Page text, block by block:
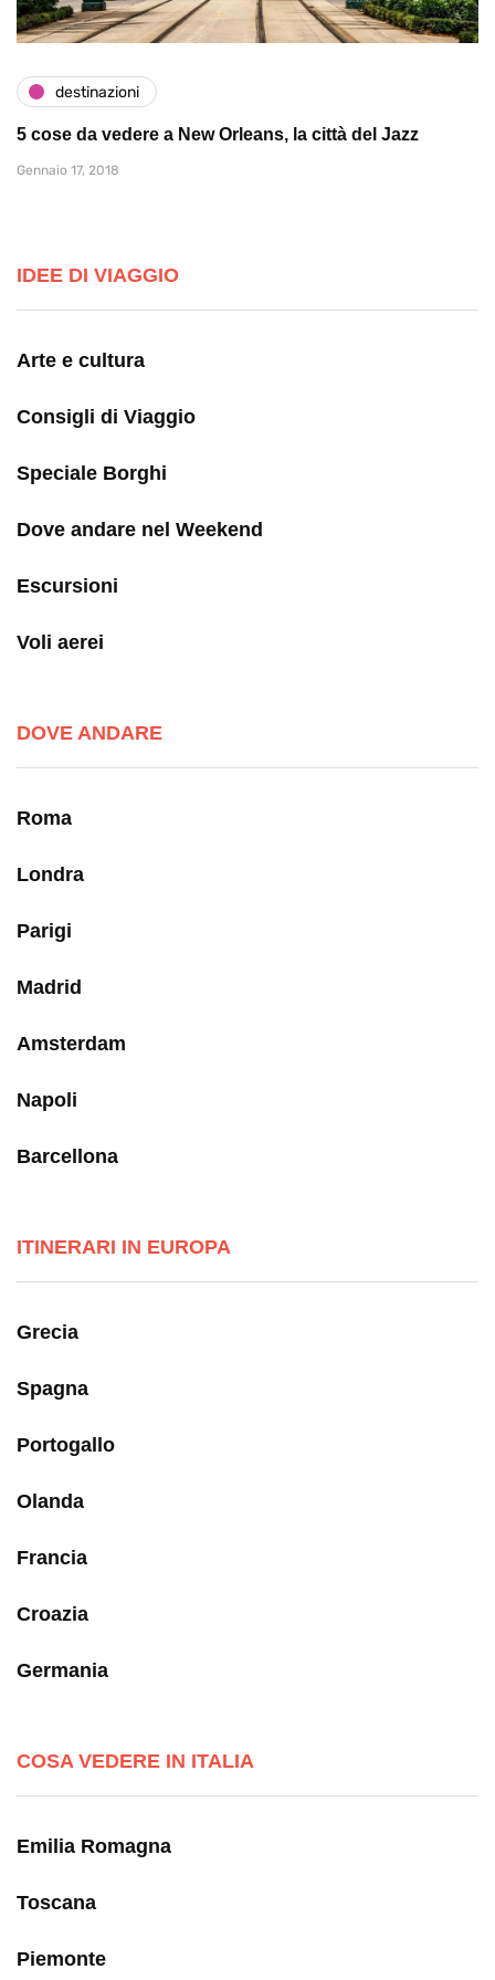
destinazioni
5 cose da vedere a New Orleans, la città del Jazz
Gennaio 17, 2018
IDEE DI VIAGGIO
Arte e cultura
Consigli di Viaggio
Speciale Borghi
Dove andare nel Weekend
Escursioni
Voli aerei
DOVE ANDARE
Roma
Londra
Parigi
Madrid
Amsterdam
Napoli
Barcellona
ITINERARI IN EUROPA
Grecia
Spagna
Portogallo
Olanda
Francia
Croazia
Germania
COSA VEDERE IN ITALIA
Emilia Romagna
Toscana
Piemonte